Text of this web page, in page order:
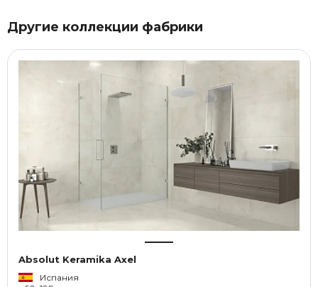
Другие коллекции фабрики
Absolut Keramika Axel
Испания